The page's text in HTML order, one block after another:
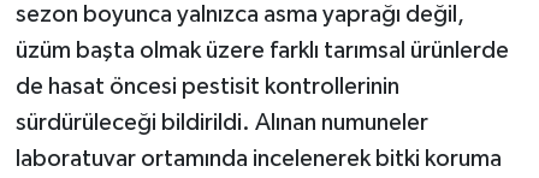
sezon boyunca yalnızca asma yaprağı değil,
üzüm başta olmak üzere farklı tarımsal ürünlerde
de hasat öncesi pestisit kontrollerinin
sürdürüleceği bildirildi. Alınan numuneler
laboratuvar ortamında incelenerek bitki koruma